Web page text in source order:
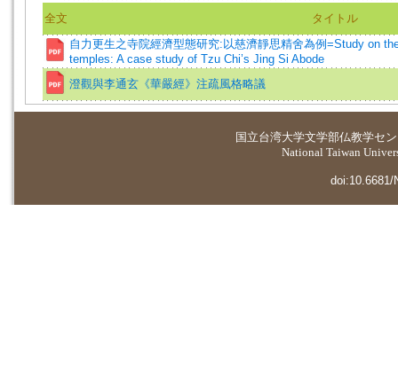
全文
タイトル
自力更生之寺院經濟型態研究:以慈濟靜思精舍為例=Study on
temples: A case study of Tzu Chi’s Jing Si Abode
澄觀與李通玄《華嚴經》注疏風格略議
国立台湾大学文学部仏教学セ
National Taiwan
doi:10.6681/